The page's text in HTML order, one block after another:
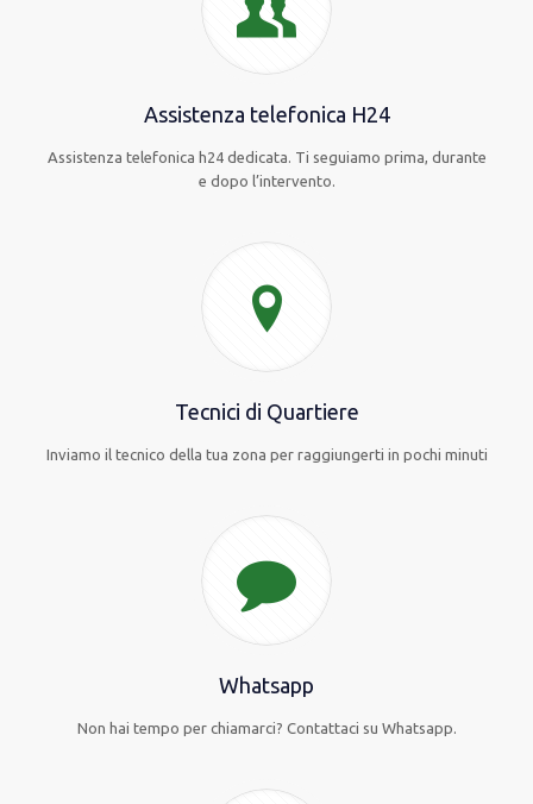
Assistenza telefonica H24
Assistenza telefonica h24 dedicata. Ti seguiamo prima, durante
e dopo l’intervento.
Tecnici di Quartiere
Inviamo il tecnico della tua zona per raggiungerti in pochi minuti
Whatsapp
Non hai tempo per chiamarci? Contattaci su Whatsapp.